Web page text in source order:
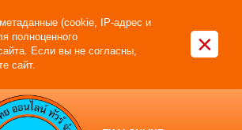
(cookie, IP-адрес и
полноценного
Если вы не согласны,
сайт.
×